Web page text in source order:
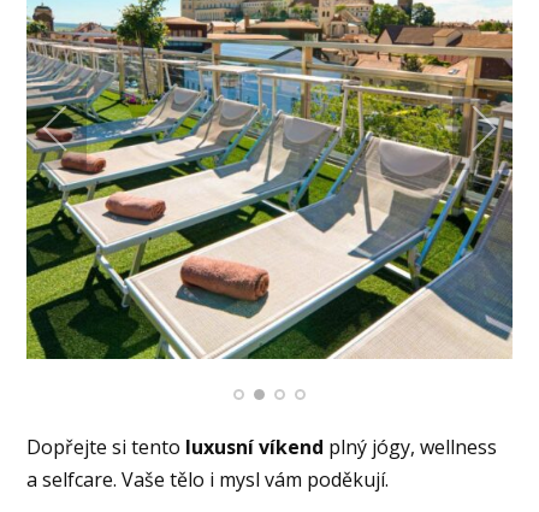
Dopřejte si tento luxusní víkend plný jógy, wellness
a selfcare. Vaše tělo i mysl vám poděkují.